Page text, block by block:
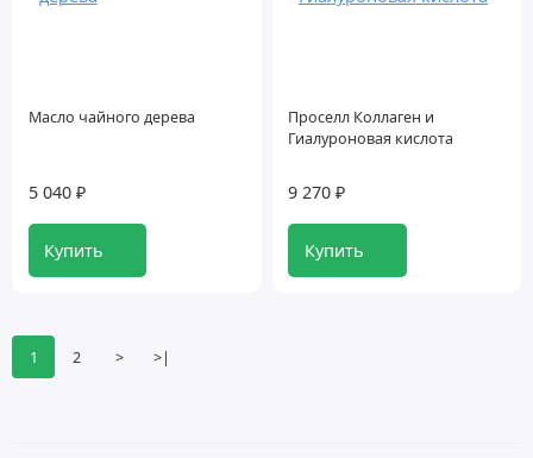
Масло чайного дерева
5 040 ₽
Купить
Проселл Коллаген и
Гиалуроновая кислота
9 270 ₽
Купить
1 2 > >|